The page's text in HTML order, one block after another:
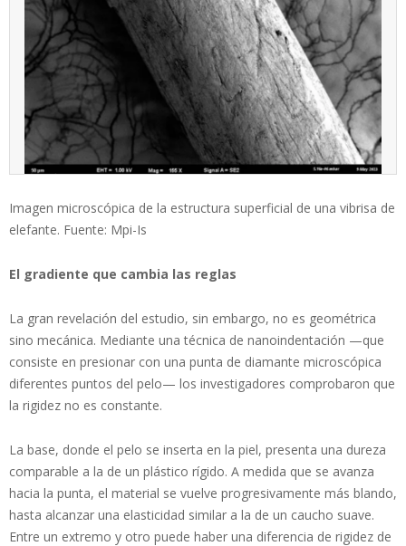
Imagen microscópica de la estructura superficial de una vibrisa de
elefante. Fuente: Mpi-Is
El gradiente que cambia las reglas
La gran revelación del estudio, sin embargo, no es geométrica
sino mecánica. Mediante una técnica de nanoindentación —que
consiste en presionar con una punta de diamante microscópica
diferentes puntos del pelo— los investigadores comprobaron que
la rigidez no es constante.
La base, donde el pelo se inserta en la piel, presenta una dureza
comparable a la de un plástico rígido. A medida que se avanza
hacia la punta, el material se vuelve progresivamente más blando,
hasta alcanzar una elasticidad similar a la de un caucho suave.
Entre un extremo y otro puede haber una diferencia de rigidez de